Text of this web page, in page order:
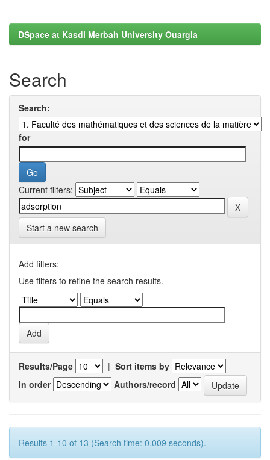
DSpace at Kasdi Merbah University Ouargla
Search
Search:
for
Current filters:
Start a new search
Add filters:
Use filters to refine the search results.
Results/Page | Sort items by
In order
Authors/record
Results 1-10 of 13 (Search time: 0.009 seconds).